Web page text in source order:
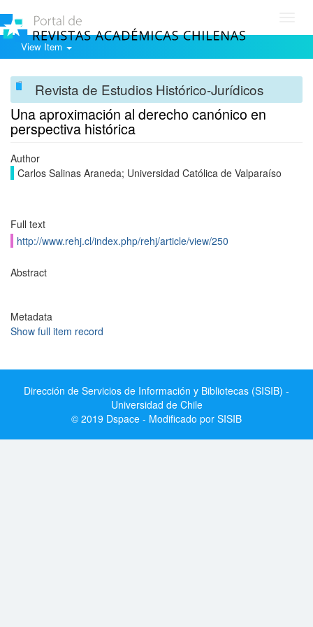
View Item
Revista de Estudios Histórico-Jurídicos
Una aproximación al derecho canónico en
perspectiva histórica
Author
Carlos Salinas Araneda; Universidad Católica de Valparaíso
Full text
http://www.rehj.cl/index.php/rehj/article/view/250
Abstract
Metadata
Show full item record
Dirección de Servicios de Información y Bibliotecas (SISIB) -
Universidad de Chile
© 2019 Dspace - Modificado por SISIB